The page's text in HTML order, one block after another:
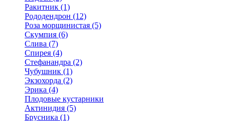
Ракитник (1)
Рододендрон (12)
Роза морщинистая (5)
Скумпия (6)
Слива (7)
Спирея (4)
Стефанандра (2)
Чубушник (1)
Экзохорда (2)
Эрика (4)
Плодовые кустарники
Актинидия (5)
Брусника (1)